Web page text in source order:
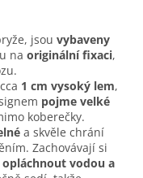
jsou vybaveny
na originální fixaci,
1 cm vysoký lem,
pojme velké
koberečky.
a skvěle chrání
Zachovávají si
opláchnout vodou a